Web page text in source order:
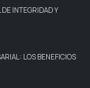
INTEGRIDAD Y
LOS BENEFICIOS